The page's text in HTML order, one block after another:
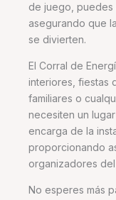
de juego, puedes
asegurando que
se divierten.
El Corral de
interiores, fiestas
familiares o
necesiten un
encarga de la
proporcionando
organizadores
No esperes más